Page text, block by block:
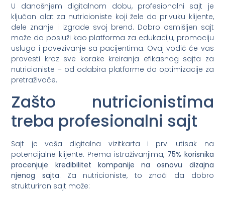
U današnjem digitalnom dobu, profesionalni sajt je
ključan alat za nutricioniste koji žele da privuku klijente,
dele znanje i izgrade svoj brend. Dobro osmišljen sajt
može da posluži kao platforma za edukaciju, promociju
usluga i povezivanje sa pacijentima. Ovaj vodič će vas
provesti kroz sve korake kreiranja efikasnog sajta za
nutricioniste – od odabira platforme do optimizacije za
pretraživače.
Zašto nutricionistima
treba profesionalni sajt
Sajt je vaša digitalna vizitkarta i prvi utisak na
potencijalne klijente. Prema istraživanjima, 75% korisnika
procenjuje kredibilitet kompanije na osnovu dizajna
njenog sajta. Za nutricioniste, to znači da dobro
strukturiran sajt može: